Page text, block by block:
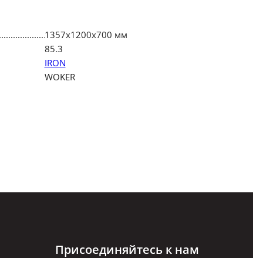
1357х1200х700 мм
85.3
IRON
WOKER
Присоединяйтесь к нам